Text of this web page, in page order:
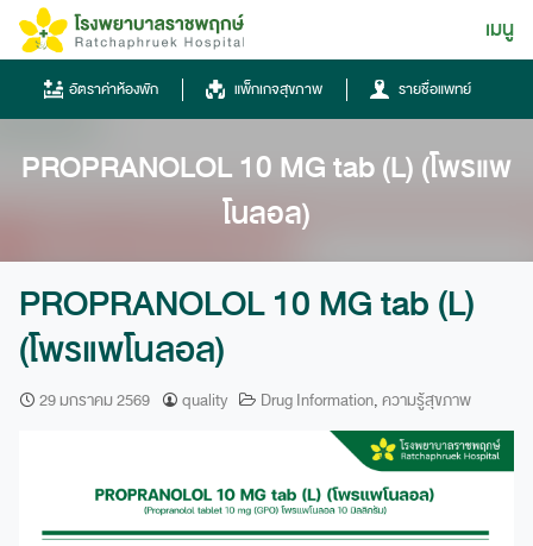
Skip
content
เมนู
โทรศัพท์
ฮอทไลน์
043-333555
ไทย
ไทย
English
Chinese
อัตราค่าห้องพัก แพ็กเกจสุขภาพ รายชื่อแพทย์
PROPRANOLOL 10 MG tab (L) (โพรแพ
โนลอล)
PROPRANOLOL 10 MG tab (L)
(โพรแพโนลอล)
29 มกราคม 2569 quality Drug Information,ความรู้สุขภาพ